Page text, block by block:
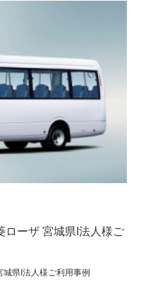
ローザ 宮城県I法人様ご
県I法人様ご利用事例